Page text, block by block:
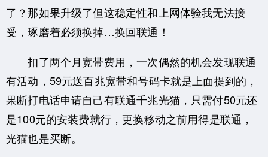
了？那如果升级了但这稳定性和上网体验我无法接
受，琢磨着必须换掉…换回联通！
扣了两个月宽带费用，一次偶然的机会发现联通
有活动，59元送百兆宽带和号码卡就是上面提到的，
果断打电话申请自己有联通千兆光猫，只需付50元还
是100元的安装费就行，更换移动之前用得是联通，
光猫也是买断。